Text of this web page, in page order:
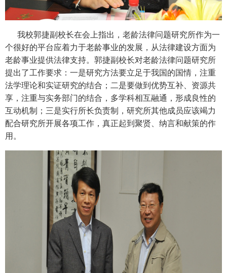
我校郭捷副校长在会上指出，老龄法律问题研究所作为一
个很好的平台应着力于老龄事业的发展，从法律建设方面为
老龄事业提供法律支持。郭捷副校长对老龄法律问题研究所
提出了工作要求：一是研究方法要立足于我国的国情，注重
法学理论和实证研究的结合；二是要做到优势互补、资源共
享，注重与实务部门的结合，多学科相互融通，形成良性的
互动机制；三是实行所长负责制，研究所其他成员应该竭力
配合研究所开展各项工作，真正起到聚贤、纳言和献策的作
用。